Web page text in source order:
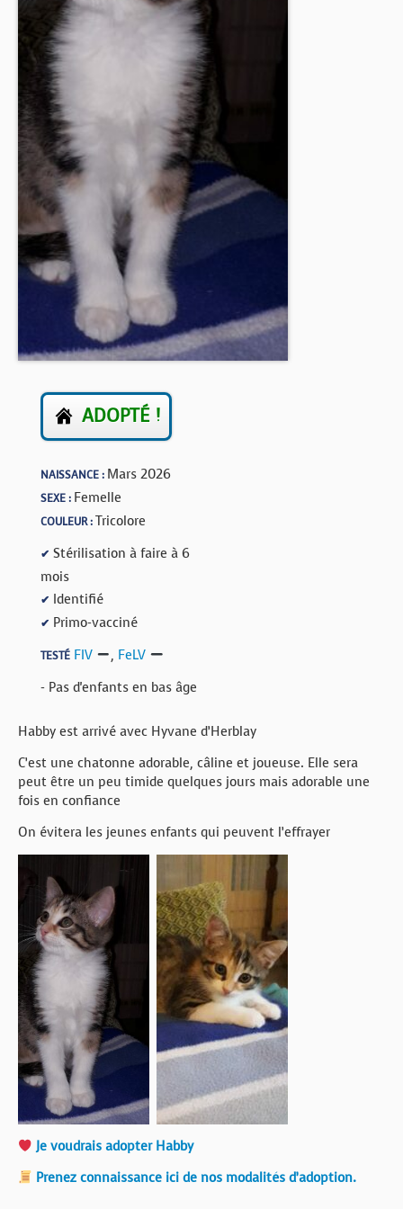
BOUTIQUE
FORUM
ADOPTÉ !
NAISSANCE : Mars 2026
SEXE : Femelle
COULEUR :Tricolore
✔ Stérilisation à faire à 6
mois
✔ Identifié
✔ Primo-vacciné
TESTÉ FIV , FeLV
- Pas d'enfants en bas âge
Habby est arrivé avec Hyvane d’Herblay
C’est une chatonne adorable, câline et joueuse. Elle sera
peut être un peu timide quelques jours mais adorable une
fois en confiance
On évitera les jeunes enfants qui peuvent l’effrayer
Je voudrais adopter Habby
Prenez connaissance ici de nos modalités d’adoption.